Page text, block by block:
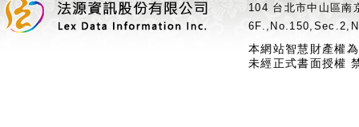
104 台北市中山區
本網站智慧財產權
未經正式書面授權